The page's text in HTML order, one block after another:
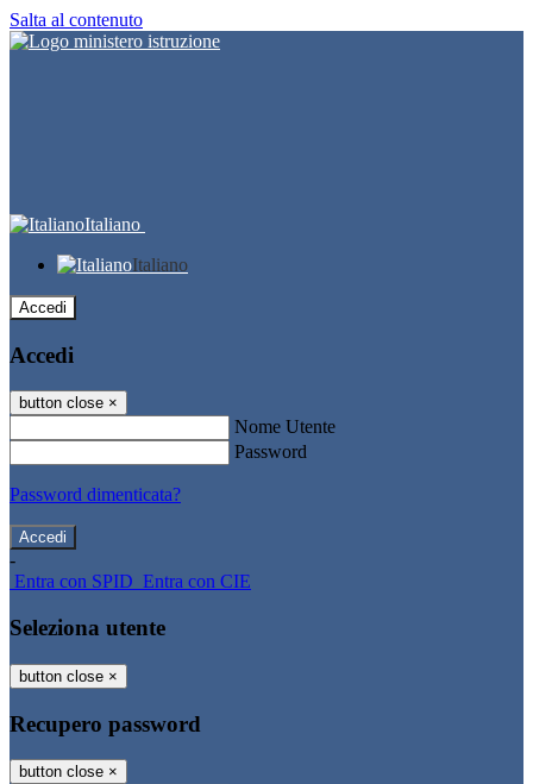
Salta al contenuto
Italiano
Italiano
Accedi
Accedi
button close ×
Nome Utente
Password
Password dimenticata?
-
Entra con SPID Entra con CIE
Seleziona utente
button close ×
Recupero password
button close ×